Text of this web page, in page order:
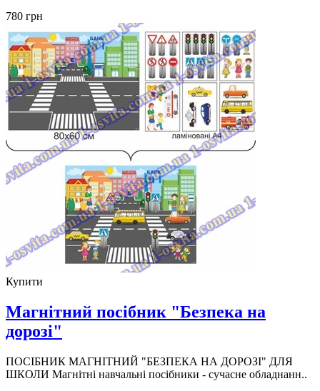
780 грн
Купити
Магнітний посібник "Безпека на
дорозі"
ПОСІБНИК МАГНІТНИЙ "БЕЗПЕКА НА ДОРОЗІ" ДЛЯ
ШКОЛИ Магнітні навчальні посібники - сучасне обладнанн..